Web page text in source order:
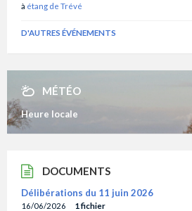
à étang de Trévé
D'AUTRES ÉVÉNEMENTS
MÉTÉO
Heure locale
DOCUMENTS
Délibérations du 11 juin 2026
16/06/2026 1 fichier